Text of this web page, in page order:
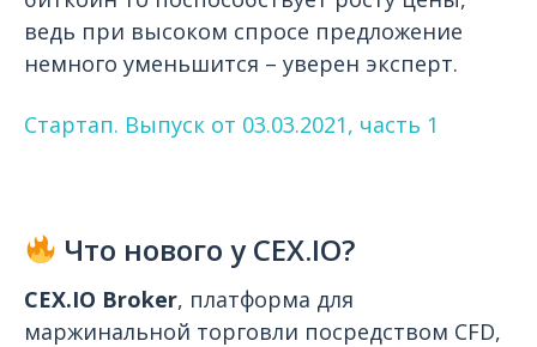
ведь при высоком спросе предложение
немного уменьшится – уверен эксперт.
Стартап. Выпуск от 03.03.2021, часть 1
Что нового у CEX.IO?
CEX.IO Broker, платформа для
маржинальной торговли посредством CFD,